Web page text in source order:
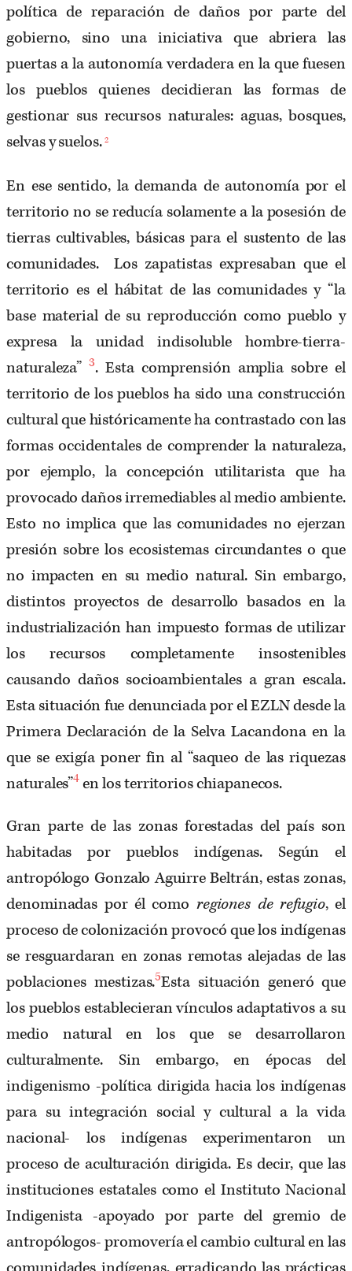
política de reparación de daños por parte del
gobierno, sino una iniciativa que abriera las
puertas a la autonomía verdadera en la que fuesen
los pueblos quienes decidieran las formas de
gestionar sus recursos naturales: aguas, bosques,
selvas y suelos. 2
En ese sentido, la demanda de autonomía por el
territorio no se reducía solamente a la posesión de
tierras cultivables, básicas para el sustento de las
comunidades. Los zapatistas expresaban que el
territorio es el hábitat de las comunidades y “la
base material de su reproducción como pueblo y
expresa la unidad indisoluble hombre-tierra-
naturaleza”3. Esta comprensión amplia sobre el
territorio de los pueblos ha sido una construcción
cultural que históricamente ha contrastado con las
formas occidentales de comprender la naturaleza,
por ejemplo, la concepción utilitarista que ha
provocado daños irremediables al medio ambiente.
Esto no implica que las comunidades no ejerzan
presión sobre los ecosistemas circundantes o que
no impacten en su medio natural. Sin embargo,
distintos proyectos de desarrollo basados en la
industrialización han impuesto formas de utilizar
los recursos completamente insostenibles
causando daños socioambientales a gran escala.
Esta situación fue denunciada por el EZLN desde la
Primera Declaración de la Selva Lacandona en la
que se exigía poner fin al “saqueo de las riquezas
naturales”4 en los territorios chiapanecos.
Gran parte de las zonas forestadas del país son
habitadas por pueblos indígenas. Según el
antropólogo Gonzalo Aguirre Beltrán, estas zonas,
denominadas por él como regiones de refugio, el
proceso de colonización provocó que los indígenas
se resguardaran en zonas remotas alejadas de las
poblaciones mestizas.5Esta situación generó que
los pueblos establecieran vínculos adaptativos a su
medio natural en los que se desarrollaron
culturalmente. Sin embargo, en épocas del
indigenismo -política dirigida hacia los indígenas
para su integración social y cultural a la vida
nacional- los indígenas experimentaron un
proceso de aculturación dirigida. Es decir, que las
instituciones estatales como el Instituto Nacional
Indigenista -apoyado por parte del gremio de
antropólogos- promovería el cambio cultural en las